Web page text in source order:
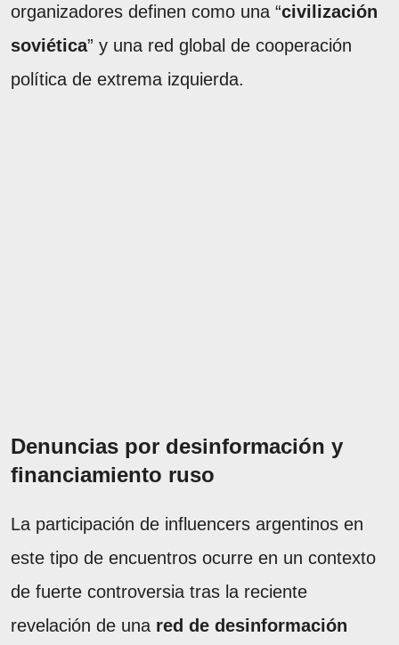
organizadores definen como una “civilización
soviética” y una red global de cooperación
política de extrema izquierda.
Denuncias por desinformación y
financiamiento ruso
La participación de influencers argentinos en
este tipo de encuentros ocurre en un contexto
de fuerte controversia tras la reciente
revelación de una red de desinformación